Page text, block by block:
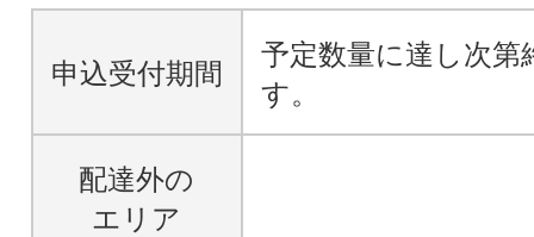
申込受付期間
予定数量に達し次第
す。
配達外の
エリア